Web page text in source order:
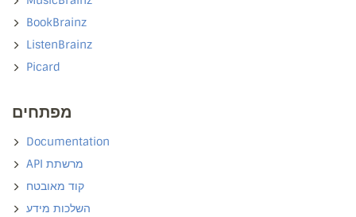
BookBrainz
ListenBrainz
Picard
מפתחים
Documentation
API מרשתת
קוד מאובטח
השלכות מידע